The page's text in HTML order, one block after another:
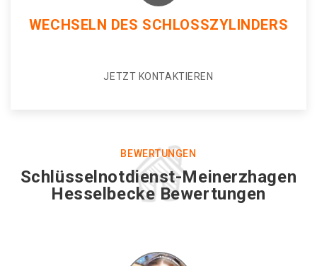
WECHSELN DES SCHLOSSZYLINDERS
JETZT KONTAKTIEREN
BEWERTUNGEN
Schlüsselnotdienst-Meinerzhagen
Hesselbecke Bewertungen